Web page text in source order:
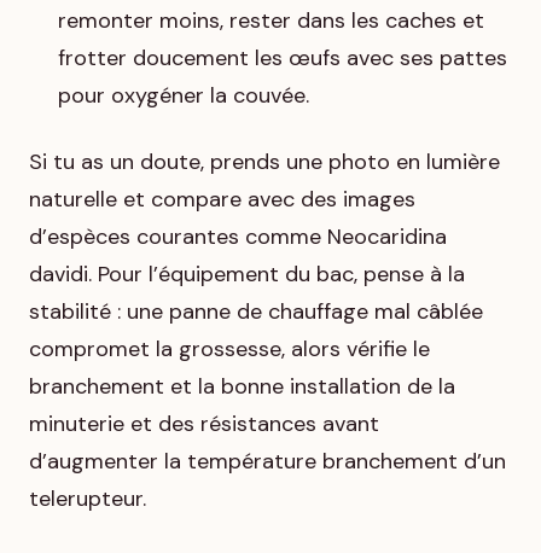
remonter moins, rester dans les caches et
frotter doucement les œufs avec ses pattes
pour oxygéner la couvée.
Si tu as un doute, prends une photo en lumière
naturelle et compare avec des images
d’espèces courantes comme Neocaridina
davidi. Pour l’équipement du bac, pense à la
stabilité : une panne de chauffage mal câblée
compromet la grossesse, alors vérifie le
branchement et la bonne installation de la
minuterie et des résistances avant
d’augmenter la température branchement d’un
telerupteur.